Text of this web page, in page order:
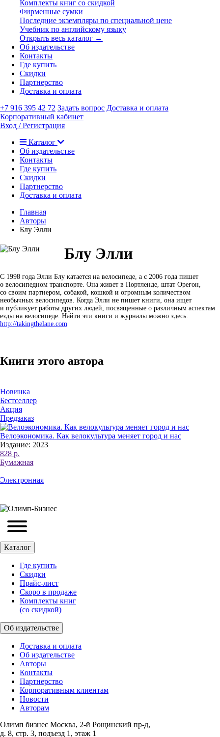
Комплекты книг со скидкой
Фирменные сумки
Последние экземпляры по специальной цене
Учебник по английскому языку
Открыть весь каталог →
Об издательстве
Контакты
Где купить
Скидки
Партнерство
Доставка и оплата
+7 916 395 42 72 Задать вопрос Доставка и оплата
Корпоративный кабинет
Вход / Регистрация
Каталог
Об издательстве
Контакты
Где купить
Скидки
Партнерство
Доставка и оплата
Главная
Авторы
Блу Элли
Блу Элли
C 1998 года Элли Блу катается на велосипеде, а с 2006 года пишет
о велосипедном транспорте. Она живет в Портленде, штат Орегон,
со своим партнером, собакой, кошкой и огромным количеством
необычных велосипедов. Когда Элли не пишет книги, она ищет
и публикует работы других людей, посвященные о различным аспектам
езды на велосипеде. Найти эти книги и журналы можно здесь:
http://takingthelane.com
Книги этого автора
Новинка
Бестселлер
Акция
Предзаказ
Велоэкономика. Как велокультура меняет город и нас
Издание: 2023
828 р.
Бумажная
Электронная
Каталог
Где купить
Скидки
Прайc-лист
Скоро в продаже
Комплекты книг
(со скидкой)
Об издательстве
Доставка и оплата
Об издательстве
Авторы
Контакты
Партнерство
Корпоративным клиентам
Новости
Авторам
Олимп бизнес Москва, 2-й Рощинский пр-д,
д. 8, стр. 3, подъезд 1, этаж 1